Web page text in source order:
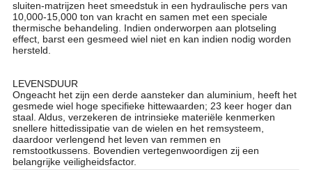
sluiten-matrijzen heet smeedstuk in een hydraulische pers van
10,000-15,000 ton van kracht en samen met een speciale
thermische behandeling. Indien onderworpen aan plotseling
effect, barst een gesmeed wiel niet en kan indien nodig worden
hersteld.
LEVENSDUUR
Ongeacht het zijn een derde aansteker dan aluminium, heeft het
gesmede wiel hoge specifieke hittewaarden; 23 keer hoger dan
staal. Aldus, verzekeren de intrinsieke materiële kenmerken
snellere hittedissipatie van de wielen en het remsysteem,
daardoor verlengend het leven van remmen en
remstootkussens. Bovendien vertegenwoordigen zij een
belangrijke veiligheidsfactor.